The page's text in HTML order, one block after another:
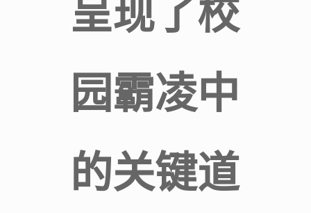
呈现了校
园霸凌中
的关键道